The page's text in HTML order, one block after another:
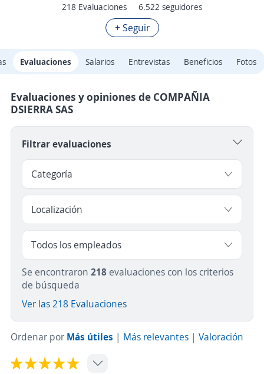
218 Evaluaciones 6.522 seguidores
+ Seguir
Evaluaciones Salarios Entrevistas Beneficios Fotos
Evaluaciones y opiniones de COMPAÑIA
DSIERRA SAS
Filtrar evaluaciones
Se encontraron 218 evaluaciones con los criterios
de búsqueda
Ver las 218 Evaluaciones
Ordenar por Más útiles | Más relevantes | Valoración